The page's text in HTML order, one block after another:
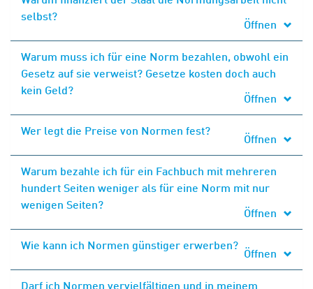
selbst?
Öffnen
Warum muss ich für eine Norm bezahlen, obwohl ein
Gesetz auf sie verweist? Gesetze kosten doch auch
kein Geld?
Öffnen
Wer legt die Preise von Normen fest?
Öffnen
Warum bezahle ich für ein Fachbuch mit mehreren
hundert Seiten weniger als für eine Norm mit nur
wenigen Seiten?
Öffnen
Wie kann ich Normen günstiger erwerben?
Öffnen
Darf ich Normen vervielfältigen und in meinem